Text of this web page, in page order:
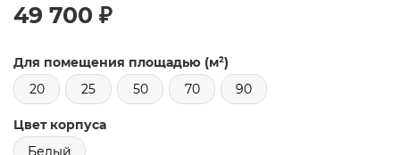
49 700 ₽
Для помещения площадью (м²)
20
25 50 70 90
Цвет корпуса
Белый